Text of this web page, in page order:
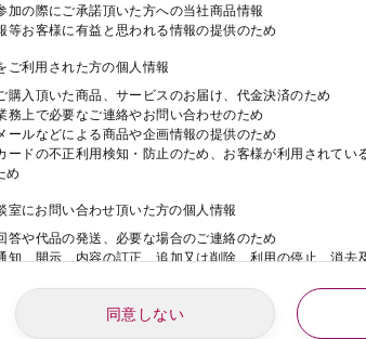
加の際にご承諾頂いた方への当社商品情報
等お客様に有益と思われる情報の提供のため
ご利用された方の個人情報
購入頂いた商品、サービスのお届け、代金決済のため
務上で必要なご連絡やお問い合わせのため
ールなどによる商品や企画情報の提供のため
ードの不正利用検知・防止のため、お客様が利用されて
め
室にお問い合わせ頂いた方の個人情報
答や代品の発送、必要な場合のご連絡のため
知、開示、内容の訂正、追加又は削除、利用の停止、消
活動にご応募された方の個人情報
同意しない
年